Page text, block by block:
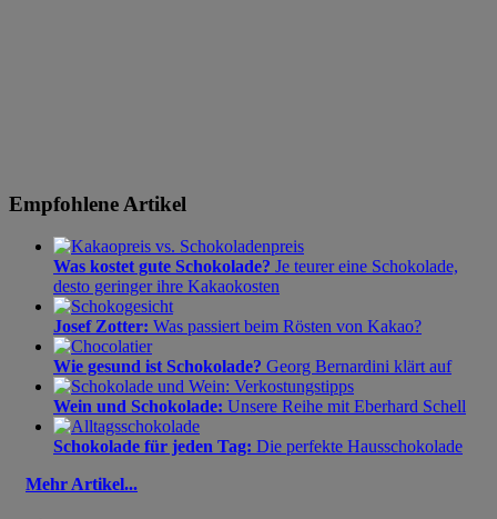
Empfohlene Artikel
Was kostet gute Schokolade? Je teurer eine Schokolade,
desto geringer ihre Kakaokosten
Josef Zotter: Was passiert beim Rösten von Kakao?
Wie gesund ist Schokolade? Georg Bernardini klärt auf
Wein und Schokolade: Unsere Reihe mit Eberhard Schell
Schokolade für jeden Tag: Die perfekte Hausschokolade
Mehr Artikel...